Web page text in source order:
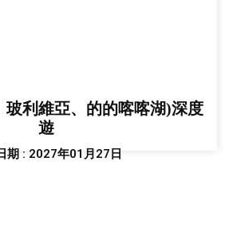
玻利維亞、的的喀喀湖)深度
遊
期 : 2027年01月27日